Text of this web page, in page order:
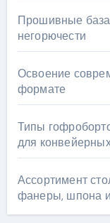
Прошивные
негорючести
Освоение
формате
Типы
для
Ассортимент
фанеры, шпона и